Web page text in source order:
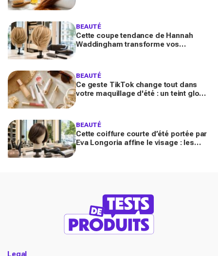
BEAUTÉ
Cette coupe tendance de Hannah
Waddingham transforme vos
BEAUTÉ
Ce geste TikTok change tout dans
votre maquillage d'été : un teint glowy
BEAUTÉ
Cette coiffure courte d’été portée par
Eva Longoria affine le visage : les
Legal